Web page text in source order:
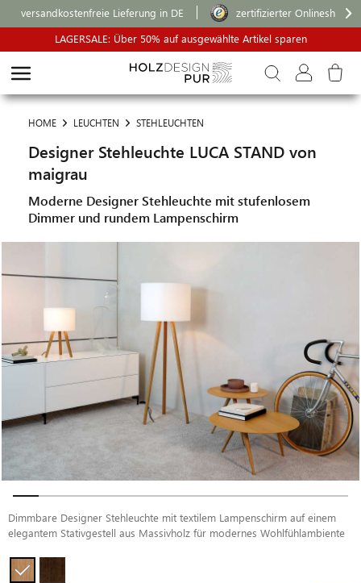
versandkostenfreie Lieferung in DE
zertifizierter Onlineshop
LAGERSALE: Über 50% auf ausgewählte Artikel sparen
HOME LEUCHTEN STEHLEUCHTEN
Designer Stehleuchte LUCA STAND von
maigrau
Moderne Designer Stehleuchte mit stufenlosem
Dimmer und rundem Lampenschirm
Dimmbare Designer Stehleuchte mit textilem Lampenschirm auf einem
elegantem Stativgestell aus Massivholz für modernes Wohlfühlambiente